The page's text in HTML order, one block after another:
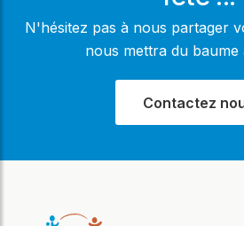
N'hésitez pas à nous partager
nous mettra du
Contactez